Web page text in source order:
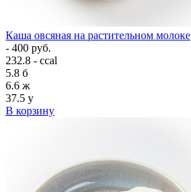
Каша овсяная на растительном молоке
- 400 руб.
232.8 - ccal
5.8 б
6.6 ж
37.5 у
В корзину